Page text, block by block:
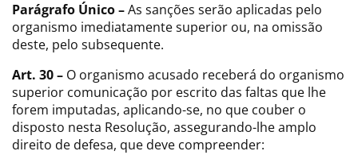
Parágrafo Único –As sanções serão aplicadas pelo
organismo imediatamente superior ou, na omissão
deste, pelo subsequente.
Art. 30 – O organismo acusado receberá do organismo
superior comunicação por escrito das faltas que lhe
forem imputadas, aplicando-se, no que couber o
disposto nesta Resolução, assegurando-lhe amplo
direito de defesa, que deve compreender: